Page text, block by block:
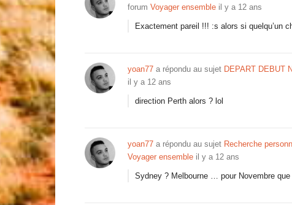
forum Voyager ensemble il y a 12 ans
Exactement pareil !!! :s alors si quelqu’un
yoan77 a répondu au sujet DEPART DEBUT
il y a 12 ans
direction Perth alors ? lol
yoan77 a répondu au sujet Recherche
Voyager ensemble il y a 12 ans
Sydney ? Melbourne … pour Novembre